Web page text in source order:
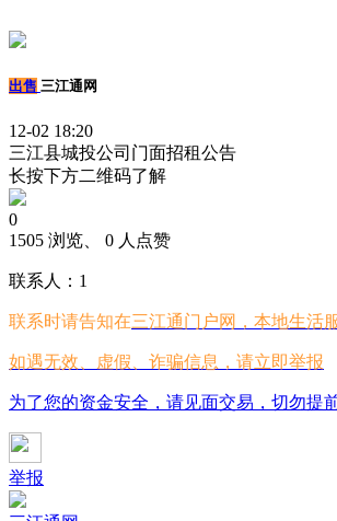
出售 三江通网
12-02 18:20
三江县城投公司门面招租公告
长按下方二维码了解
0
1505 浏览、 0 人点赞
联系人：1
联系时请告知在三江通门户网，本地生活
如遇无效、虚假、诈骗信息，请立即举报
为了您的资金安全，请见面交易，切勿提
举报